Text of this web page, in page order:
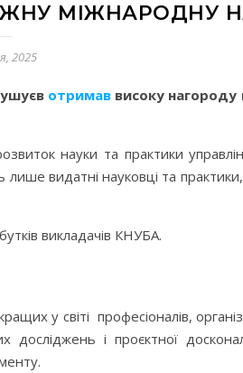
МІЖНАРОДНУ
2025
отримав високу нагороду
науки та практики
видатні науковці та
викладачів КНУБА.
у світі професіоналів,
і проєктної